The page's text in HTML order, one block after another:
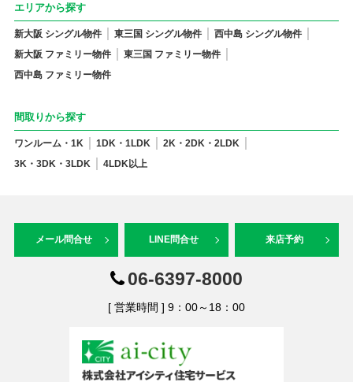
エリアから探す
新大阪 シングル物件 東三国 シングル物件
西中島 シングル物件
新大阪 ファミリー物件
東三国 ファミリー物件
西中島 ファミリー物件
間取りから探す
ワンルーム・1K 1DK・1LDK
2K・2DK・2LDK
3K・3DK・3LDK
4LDK以上
メール問合せ LINE問合せ 来店予約
06-6397-8000
[ 営業時間 ] 9：00～18：00